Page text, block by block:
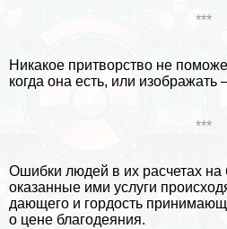
***
Никакое притворство не
когда она есть, или изображать
***
Ошибки людей в их расчетах на
оказанные ими услуги
дающего и гордость
о цене благодеяния.